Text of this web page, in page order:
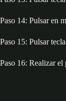
Paso 14: Pulsar en
Paso 15: Pulsar
Paso 16: Realizar